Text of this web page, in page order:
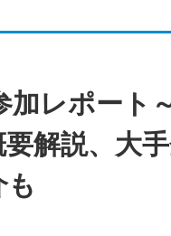
レポート
解説、大